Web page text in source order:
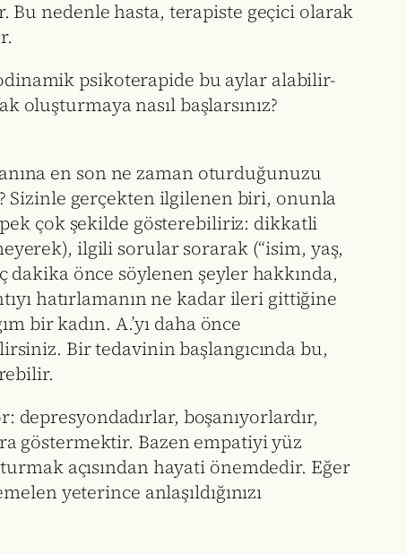
nedenle hasta, terapiste geçici olarak
psikoterapide bu aylar alabilir-
nasıl başlarsınız?
en son ne zaman oturduğunuzu
Sizinle gerçekten ilgilenen biri, onunla
çok şekilde gösterebiliriz: dikkatli
ilgili sorular sorarak (“isim, yaş,
önce söylenen şeyler hakkında,
hatırlamanın ne kadar ileri gittiğine
bir kadın. A.’yı daha önce
Bir tedavinin başlangıcında bu,
depresyondadırlar, boşanıyorlardır,
göstermektir. Bazen empatiyi yüz
açısından hayati önemdedir. Eğer
yeterince anlaşıldığınızı